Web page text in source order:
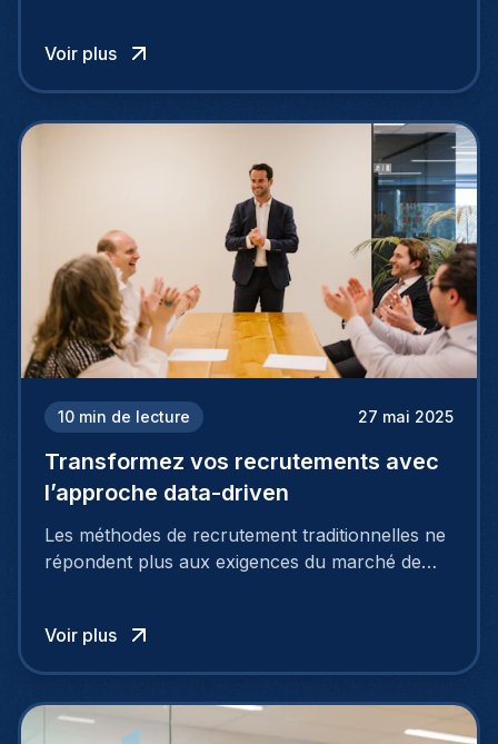
recrutement international.
Voir plus
10 min de lecture 27 mai 2025
Transformez vos recrutements avec
l’approche data-driven
Les méthodes de recrutement traditionnelles ne
répondent plus aux exigences du marché de
entreprises doivent adopter des approches plus
intelligentes et stratégiques. C’est là que le
Voir plus